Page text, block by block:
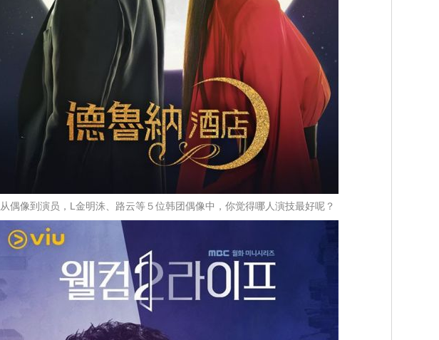
从偶像到演员，L金明洙、路云等５位韩团偶像中，你觉得哪人演技最好呢？